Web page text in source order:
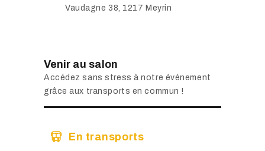
Vaudagne 38, 1217 Meyrin
Venir au salon
Accédez sans stress à notre événement
grâce aux transports en commun !
En transports